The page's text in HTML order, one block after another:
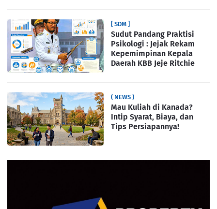
[ SDM ]
Sudut Pandang Praktisi
Psikologi : Jejak Rekam
Kepemimpinan Kepala
Daerah KBB Jeje Ritchie
( NEWS )
Mau Kuliah di Kanada?
Intip Syarat, Biaya, dan
Tips Persiapannya!